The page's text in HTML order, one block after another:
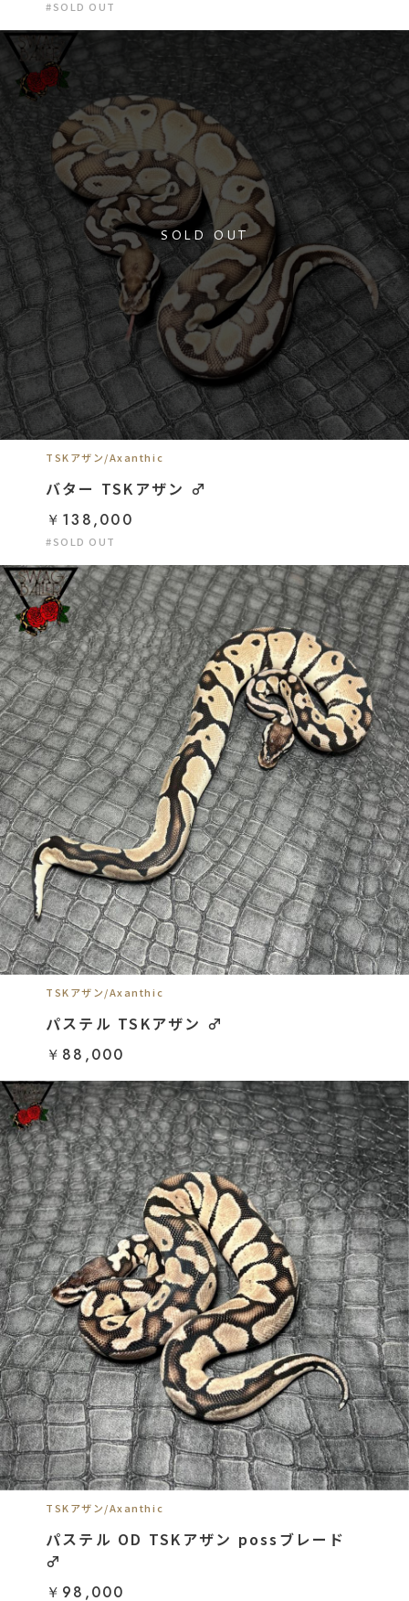
#SOLD OUT
SOLD OUT
TSKアザン/Axanthic
バター TSKアザン ♂
￥138,000
#SOLD OUT
TSKアザン/Axanthic
パステル TSKアザン ♂
￥88,000
TSKアザン/Axanthic
パステル OD TSKアザン possブレード
♂
￥98,000